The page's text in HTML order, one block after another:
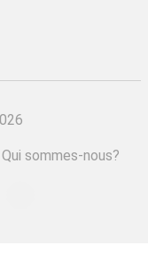
Qui sommes-nous?